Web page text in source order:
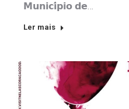
𝗠𝘂𝗻𝗶𝗰𝗶́𝗽𝗶𝗼 𝗱𝗲…
Ler mais